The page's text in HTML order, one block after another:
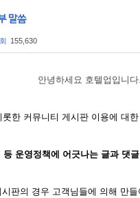
말씀
155,630
안녕하세요 호텔업입니다.
한 커뮤니티 게시판 이용에 대
운영정책에 어긋나는 글과 댓
판의 경우 고객님들에 의해 만